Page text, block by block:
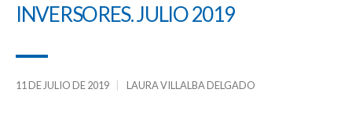
INVERSORES. JULIO 2019
11 DE JULIO DE 2019 LAURA VILLALBA DELGADO